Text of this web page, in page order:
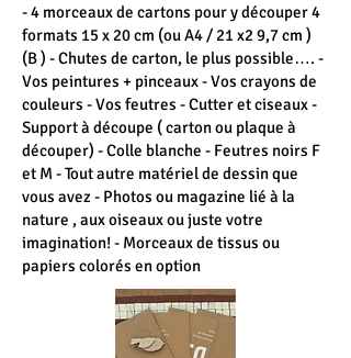
- 4 morceaux de cartons pour y découper 4
formats 15 x 20 cm (ou A4 / 21 x2 9,7 cm )
(B ) - Chutes de carton, le plus possible…. -
Vos peintures + pinceaux - Vos crayons de
couleurs - Vos feutres - Cutter et ciseaux -
Support à découpe ( carton ou plaque à
découper) - Colle blanche - Feutres noirs F
et M - Tout autre matériel de dessin que
vous avez - Photos ou magazine lié à la
nature , aux oiseaux ou juste votre
imagination! - Morceaux de tissus ou
papiers colorés en option